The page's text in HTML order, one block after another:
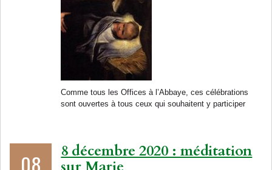
Comme tous les Offices à l’Abbaye, ces célébrations
sont ouvertes à tous ceux qui souhaitent y participer
8 décembre 2020 : méditation